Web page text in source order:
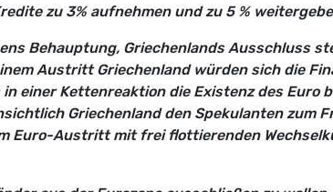
zu 3% aufnehmen und zu 5 %
Behauptung, Griechenlands Ausschluss
Austritt Griechenland würden sich die
in einer Kettenreaktion die Existenz des Euro
Griechenland den Spekulanten zum
Euro-Austritt mit frei flottierenden